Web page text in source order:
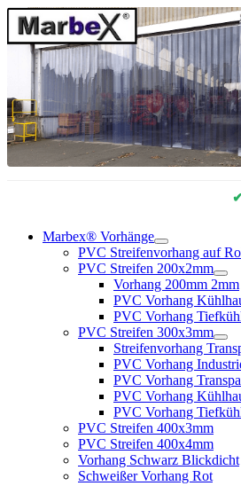
Marbex® Vorhänge
PVC Streifenvorhang auf
PVC Streifen 200x2mm
Vorhang 200mm 2mm
PVC Vorhang
PVC Vorhang
PVC Streifen 300x3mm
Streifenvorhang
PVC Vorhang
PVC Vorhang
PVC Vorhang
PVC Vorhang
PVC Streifen 400x3mm
PVC Streifen 400x4mm
Vorhang Schwarz Blickdicht
Schweißer Vorhang Rot